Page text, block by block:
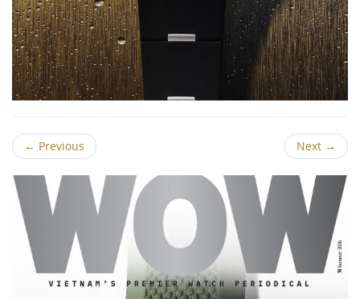
← Previous Next →